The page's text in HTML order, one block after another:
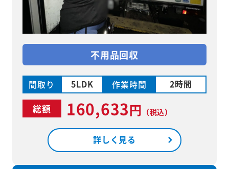
不用品回収
間取り 5LDK 作業時間 2時間
総額 160,633円 （税込）
詳しく見る